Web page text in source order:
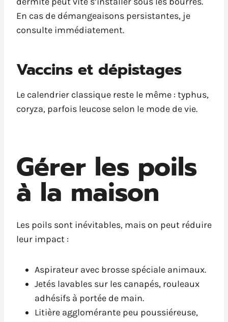
En cas de démangeaisons persistantes, je
consulte immédiatement.
Vaccins et dépistages
Le calendrier classique reste le même : typhus,
coryza, parfois leucose selon le mode de vie.
Gérer les poils
à la maison
Les poils sont inévitables, mais on peut réduire
leur impact :
Aspirateur avec brosse spéciale animaux.
Jetés lavables sur les canapés, rouleaux
adhésifs à portée de main.
Litière agglomérante peu poussiéreuse,